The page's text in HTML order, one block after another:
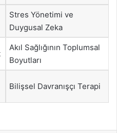
Stres Yönetimi ve
Duygusal Zeka
Akıl Sağlığının Toplumsal
Boyutları
Bilişsel Davranışçı Terapi